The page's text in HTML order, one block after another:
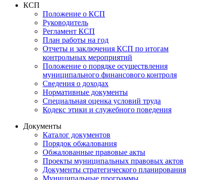
КСП
Положение о КСП
Руководитель
Регламент КСП
План работы на год
Отчеты и заключения КСП по итогам
контрольных мероприятий
Положение о порядке осуществления
муниципального финансового контроля
Сведения о доходах
Нормативные документы
Специальная оценка условий труда
Кодекс этики и служебного поведения
Документы
Каталог документов
Порядок обжалования
Обжалованные правовые акты
Проекты муниципальных правовых актов
Документы стратегического планирования
Муниципальные программы